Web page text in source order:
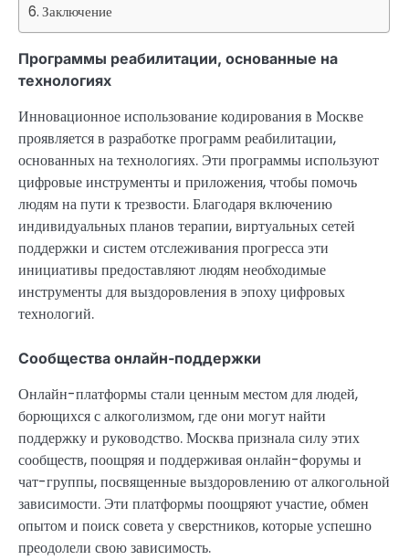
Заключение
Программы реабилитации, основанные на
технологиях
Инновационное использование кодирования в Москве
проявляется в разработке программ реабилитации,
основанных на технологиях. Эти программы используют
цифровые инструменты и приложения, чтобы помочь
людям на пути к трезвости. Благодаря включению
индивидуальных планов терапии, виртуальных сетей
поддержки и систем отслеживания прогресса эти
инициативы предоставляют людям необходимые
инструменты для выздоровления в эпоху цифровых
технологий.
Сообщества онлайн-поддержки
Онлайн-платформы стали ценным местом для людей,
борющихся с алкоголизмом, где они могут найти
поддержку и руководство. Москва признала силу этих
сообществ, поощряя и поддерживая онлайн-форумы и
чат-группы, посвященные выздоровлению от алкогольной
зависимости. Эти платформы поощряют участие, обмен
опытом и поиск совета у сверстников, которые успешно
преодолели свою зависимость.